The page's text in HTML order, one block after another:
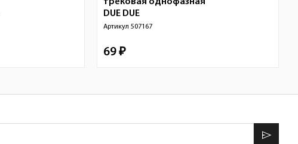
DUE DUE
Артикул 507167
69 ₽
send